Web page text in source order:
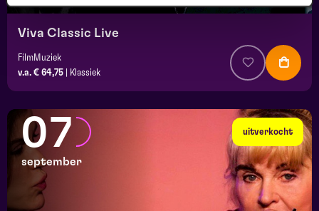
Viva Classic Live
FilmMuziek
v.a. € 64,75
Klassiek
uitverkocht
07
september